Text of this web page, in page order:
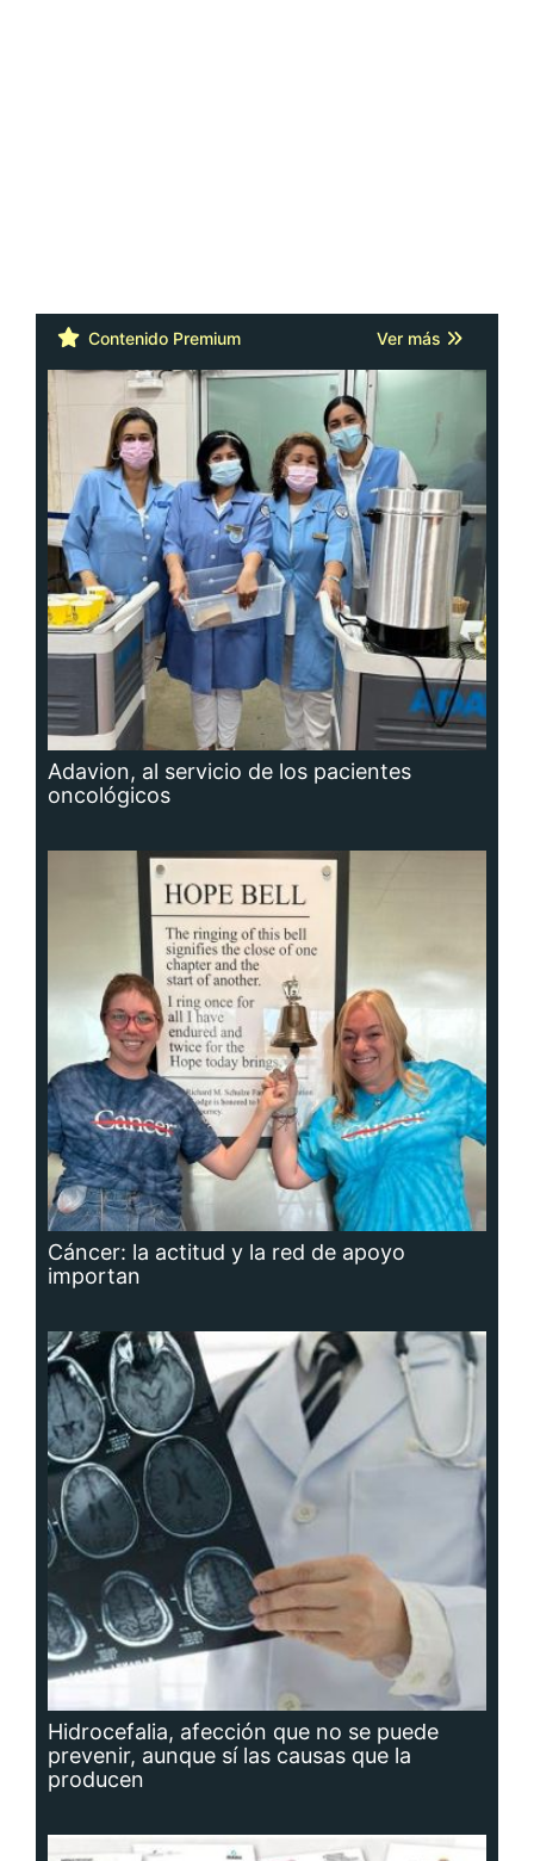
Contenido Premium Ver más
Adavion, al servicio de los pacientes
oncológicos
Cáncer: la actitud y la red de apoyo
importan
Hidrocefalia, afección que no se puede
prevenir, aunque sí las causas que la
producen